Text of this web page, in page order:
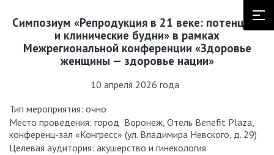
Симпозиум «Репродукция в 21 веке: потенциал
и клинические будни» в рамках
Межрегиональной конференции «Здоровье
женщины — здоровье нации»
10 апреля 2026 года
Тип мероприятия: очно
Место проведения: город Воронеж, Отель Benefit Plaza,
конференц-зал «Конгресс» (ул. Владимира Невского, д. 29)
Целевая аудитория: акушерство и гинекология